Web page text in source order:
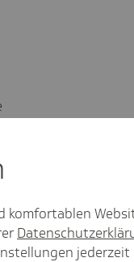
komfortablen